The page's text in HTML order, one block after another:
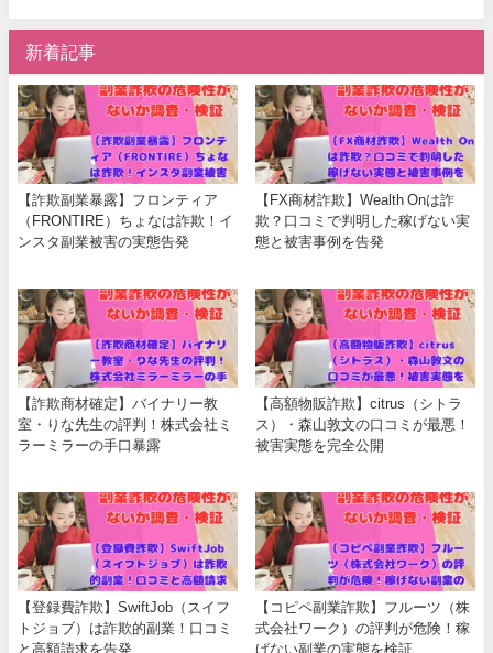
新着記事
【詐欺副業暴露】フロンティア
（FRONTIRE）ちょなは詐欺！イ
ンスタ副業被害の実態告発
【FX商材詐欺】Wealth Onは詐
欺？口コミで判明した稼げない実
態と被害事例を告発
【詐欺商材確定】バイナリー教
室・りな先生の評判！株式会社ミ
ラーミラーの手口暴露
【高額物販詐欺】citrus（シトラ
ス）・森山敦文の口コミが最悪！
被害実態を完全公開
【登録費詐欺】SwiftJob（スイフ
トジョブ）は詐欺的副業！口コミ
と高額請求を告発
【コピペ副業詐欺】フルーツ（株
式会社ワーク）の評判が危険！稼
げない副業の実態を検証